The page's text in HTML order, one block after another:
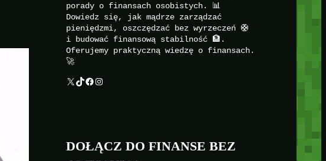
porady o finansach osobistych. 📊
Dowiedz się, jak mądrze zarządzać
pieniędzmi, oszczędzać bez wyrzeczeń 🛟
i budować finansową stabilność 🏦.
Oferujemy praktyczną wiedzę o finansach.
🚀
X TikTok Facebook Instagram
DOŁĄCZ DO FINANSE BEZ